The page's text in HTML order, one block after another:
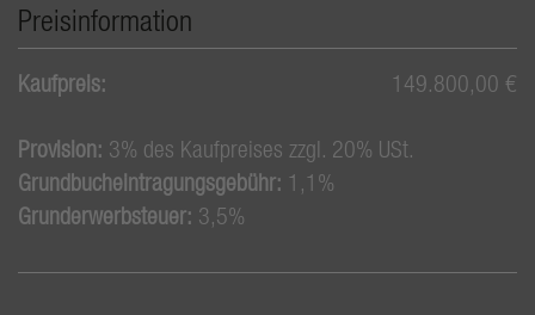
Preisinformation
Kaufpreis: 149.800,00 €
Provision: 3% des Kaufpreises zzgl. 20% USt.
Grundbucheintragungsgebühr: 1,1%
Grunderwerbsteuer: 3,5%